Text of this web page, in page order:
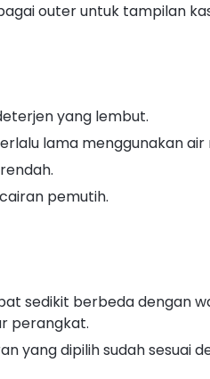
outer untuk tampilan
yang lembut.
lama menggunakan air
pemutih.
sedikit berbeda dengan
perangkat.
yang dipilih sudah sesuai